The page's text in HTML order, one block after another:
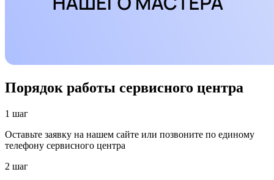
Порядок работы сервисного центра
1 шаг
Оставьте заявку на нашем сайте или позвоните по единому
телефону сервисного центра
2 шаг